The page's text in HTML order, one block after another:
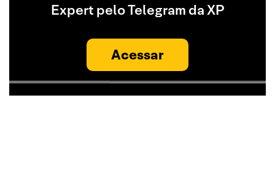
Expert pelo Telegram da XP
Acessar